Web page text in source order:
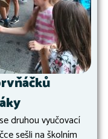
druhou vyučovací
sešli na školním